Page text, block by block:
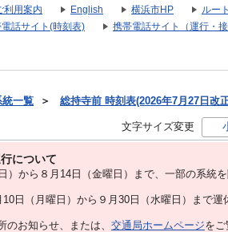
利用案内 English 横浜市HP ルー
話サイト(時刻表) 携帯電話サイト（運行・接
統一覧 ＞ 総持寺前 時刻表(2026年7月27日改
文字サイズ変更
について
から８⽉14⽇（金曜日）まで、⼀部の系統
日（月曜日）から９月30日（水曜日）まで運
のお知らせ、または、 交通局ホームページをご